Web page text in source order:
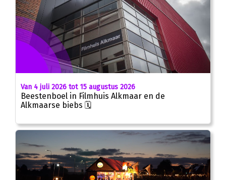
Van 4 juli 2026 tot 15 augustus 2026
Beestenboel in Filmhuis Alkmaar en de
Alkmaarse biebs 🗓